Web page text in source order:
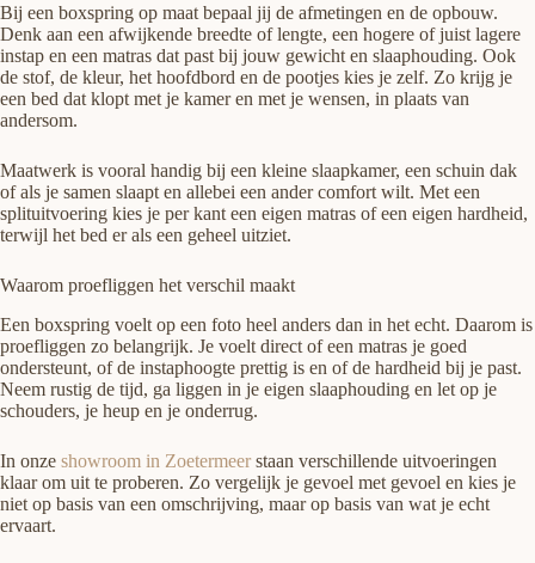
Bij een boxspring op maat bepaal jij de afmetingen en de opbouw.
Denk aan een afwijkende breedte of lengte, een hogere of juist lagere
instap en een matras dat past bij jouw gewicht en slaaphouding. Ook
de stof, de kleur, het hoofdbord en de pootjes kies je zelf. Zo krijg je
een bed dat klopt met je kamer en met je wensen, in plaats van
andersom.
Maatwerk is vooral handig bij een kleine slaapkamer, een schuin dak
of als je samen slaapt en allebei een ander comfort wilt. Met een
splituitvoering kies je per kant een eigen matras of een eigen hardheid,
terwijl het bed er als een geheel uitziet.
Waarom proefliggen het verschil maakt
Een boxspring voelt op een foto heel anders dan in het echt. Daarom is
proefliggen zo belangrijk. Je voelt direct of een matras je goed
ondersteunt, of de instaphoogte prettig is en of de hardheid bij je past.
Neem rustig de tijd, ga liggen in je eigen slaaphouding en let op je
schouders, je heup en je onderrug.
In onze showroom in Zoetermeerstaan verschillende uitvoeringen
klaar om uit te proberen. Zo vergelijk je gevoel met gevoel en kies je
niet op basis van een omschrijving, maar op basis van wat je echt
ervaart.